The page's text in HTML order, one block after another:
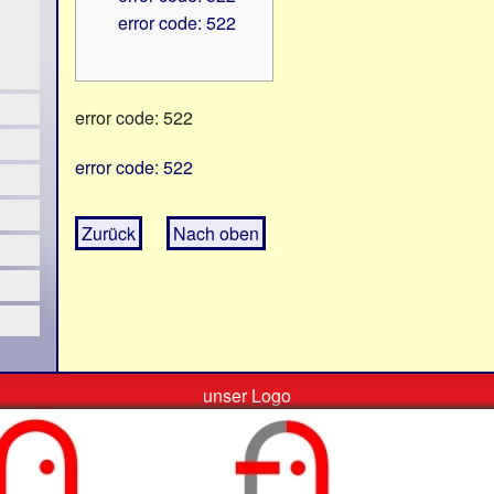
error code: 522
error code: 522
error code: 522
Zurück Nach oben
unser Logo